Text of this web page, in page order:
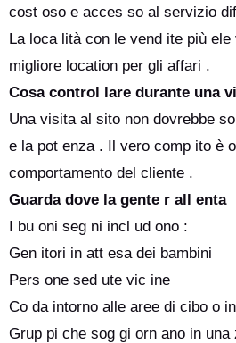
cost oso e acces so al servizio
La loca lità con le vend ite più
migliore location per gli affari .
Cosa control lare durante una
Una visita al sito non dovrebbe
e la pot enza . Il vero comp ito è
comportamento del cliente .
Guarda dove la gente r all enta
I bu oni seg ni incl ud ono :
Gen itori in att esa dei bambini
Pers one sed ute vic ine
Co da intorno alle aree di cibo o
Grup pi che sog gi orn ano in una